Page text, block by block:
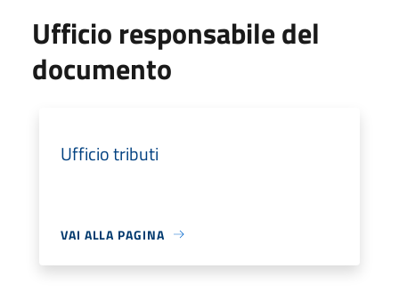
Ufficio responsabile del
documento
Ufficio tributi
VAI ALLA PAGINA